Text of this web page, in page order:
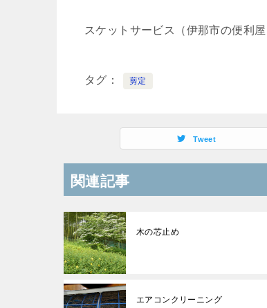
スケットサービス（伊那市の便利屋
タグ 剪定
Tweet
関連記事
木の芯止め
エアコンクリーニング